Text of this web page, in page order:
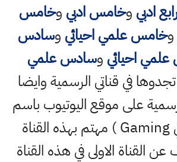
رابع ادبي وخامس ادبي وخامس
وخامس علمي احيائي وسادس
احيائي وسادس علمي
في قناتي الرسمية وايضا
على موقع اليوتيوب باسم
( احمد مهدي Gaming ) مهتم بهذه القناة
القناة الاولى في هذه القناة